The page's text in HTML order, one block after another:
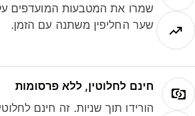
שמרו את המטבעות המועדפים
שער החליפין משתנה עם הזמן.
חינם לחלוטין, ללא פרסומות
הורידו תוך שניות. זה חינם